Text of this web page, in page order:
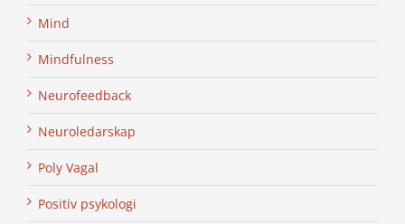
Mind
Mindfulness
Neurofeedback
Neuroledarskap
Poly Vagal
Positiv psykologi